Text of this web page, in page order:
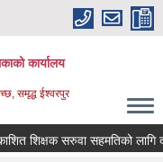
कार्यालय
समृद्ध ईश्वरपुर
शिक्षक सरुवा सहमतिको लागि